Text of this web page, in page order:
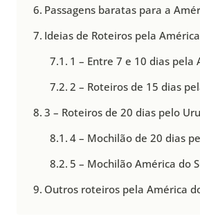
Passagens baratas para a
Ideias de Roteiros pela
1 – Entre 7 e 10 dias pela
2 – Roteiros de 15 dias
3 – Roteiros de 20 dias pelo
4 – Mochilão de 20 dias
5 – Mochilão América do
Outros roteiros pela América